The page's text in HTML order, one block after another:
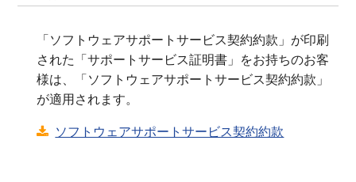
「ソフトウェアサポートサービス契約約款」が印刷
された「サポートサービス証明書」をお持ちのお客
様は、
「ソフトウェアサポートサービス契約約款」
が適用されます。
ソフトウェアサポートサービス契約約款